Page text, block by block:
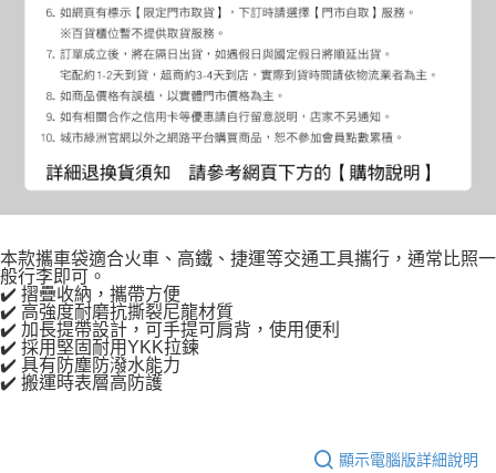
本款攜車袋適合火車、高鐵、捷運等交通工具攜行，通常比照一
般行李即可。
✔️ 摺疊收納，攜帶方便
✔️ 高強度耐磨抗撕裂尼龍材質
✔️ 加長提帶設計，可手提可肩背，使用便利
✔️ 採用堅固耐用YKK拉鍊
✔️ 具有防塵防潑水能力
✔️ 搬運時表層高防護
顯示電腦版詳細說明